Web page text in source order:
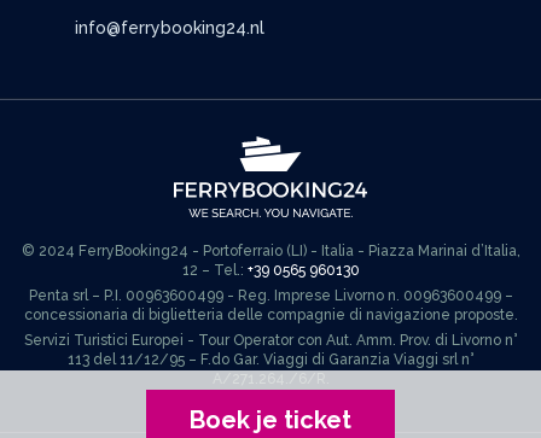
Boek je ticket
info@ferrybooking24.nl
© 2024 FerryBooking24 - Portoferraio (LI) - Italia - Piazza Marinai d’Italia,
12 – Tel.: +39 0565 960130
Penta srl – P.I. 00963600499 - Reg. Imprese Livorno n. 00963600499 –
concessionaria di biglietteria delle compagnie di navigazione proposte.
Servizi Turistici Europei - Tour Operator con Aut. Amm. Prov. di Livorno n°
113 del 11/12/95 – F.do Gar. Viaggi di Garanzia Viaggi srl n°